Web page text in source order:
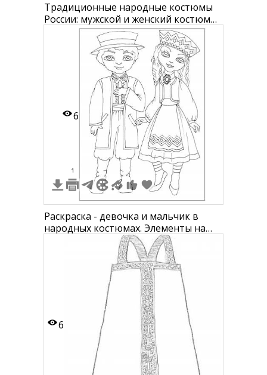
Традиционные народные костюмы
России: мужской и женский костюмы
с вышитыми узорами и головными
уборами. Женский костюм включает
сарафан, кофту с вышитыми
рукавами и кокошник. Мужской
костюм состоит из рубахи с
вышивкой, пояса и головного убора.
6
1
Раскраска - девочка и мальчик в
народных костюмах. Элементы на
фото: платье, жилет, головной убор,
фартук, сапоги, рубашка, вышивка,
6